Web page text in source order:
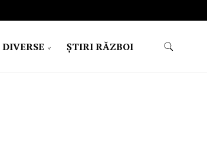
DIVERSE ŞTIRI RĂZBOI